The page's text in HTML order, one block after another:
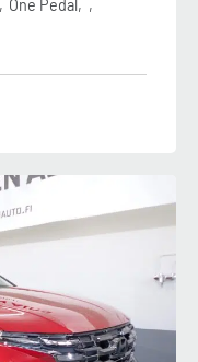
One Pedal